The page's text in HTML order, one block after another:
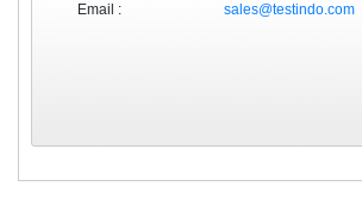
Email :
sales@testindo.com